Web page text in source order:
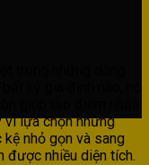
kỳ gia đình nào, nó
giúp tạo điểm nhấn
vì lựa chọn những
nhỏ gọn và sang
được nhiều diện tích.